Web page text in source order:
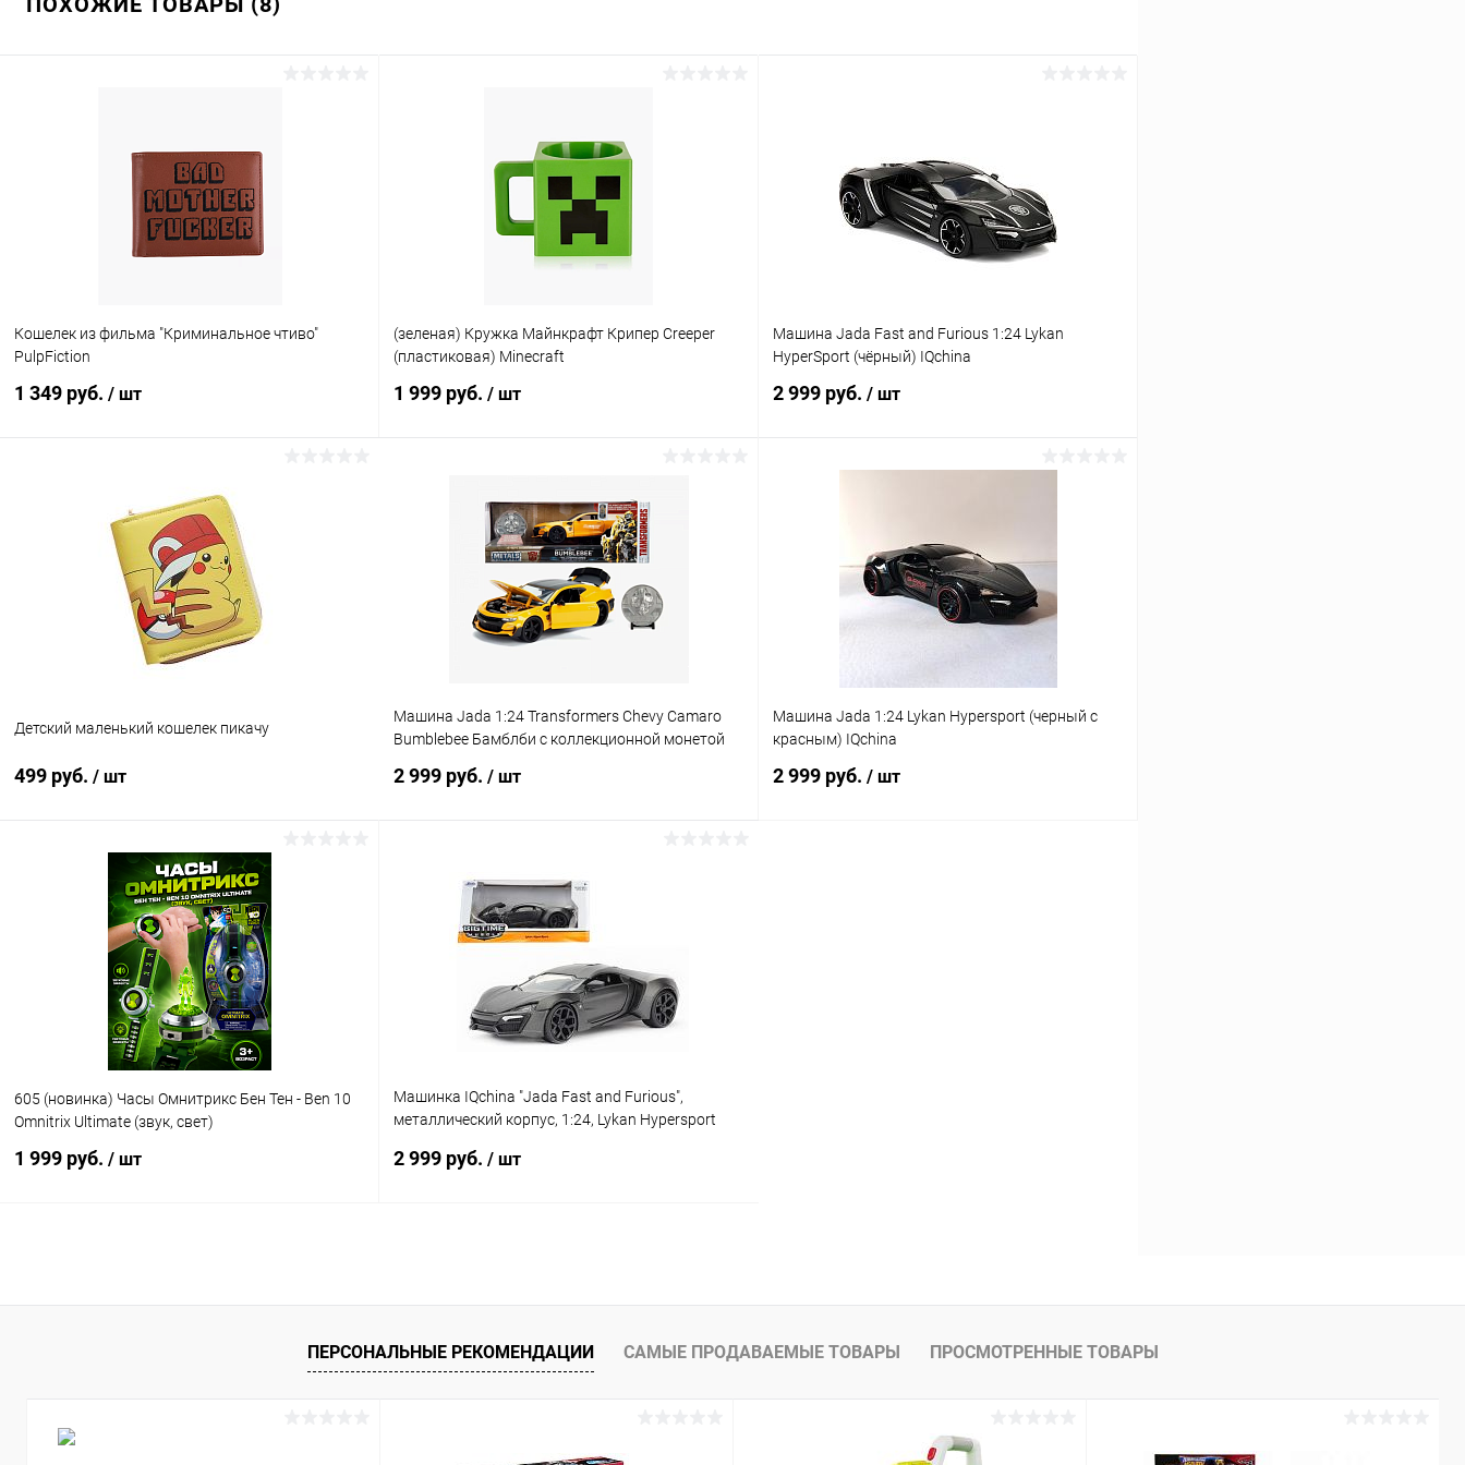
Кошелек из фильма "Криминальное чтиво"
PulpFiction
1 349 руб. / шт
Купить в 1 клик Сравнение
В наличии
(зеленая) Кружка Майнкрафт Крипер Creeper
(пластиковая) Minecraft
1 999 руб. / шт
Купить в 1 клик Сравнение
В избранное
Машина Jada Fast and Furious 1:24 Lykan
HyperSport (чёрный) IQchina
2 999 руб. / шт
В избранное В наличии
Детский маленький кошелек пикачу
499 руб. / шт
В корзину
Купить в 1 клик Сравнение
В наличии
Машина Jada 1:24 Transformers Chevy Camaro
Bumblebee Бамблби c коллекционной монетой
2 999 руб. / шт
Купить в 1 клик
Машина Jada 1:24 Lykan Hypersport (черный с
красным) IQchina
2 999 руб. / шт
605 (новинка) Часы Омнитрикс Бен Тен - Ben 10
Omnitrix Ultimate (звук, свет)
1 999 руб. / шт
Купить в 1 клик Сравнение
Машинка IQchina "Jada Fast and Furious",
металлический корпус, 1:24, Lykan Hypersport
2 999 руб. / шт
Купить в 1 клик Сравнение
В избранное В наличии
ПЕРСОНАЛЬНЫЕ РЕКОМЕНДАЦИИ САМЫЕ ПРОДАВАЕМЫЕ ТОВАРЫ ПРОСМОТРЕННЫЕ ТОВАРЫ